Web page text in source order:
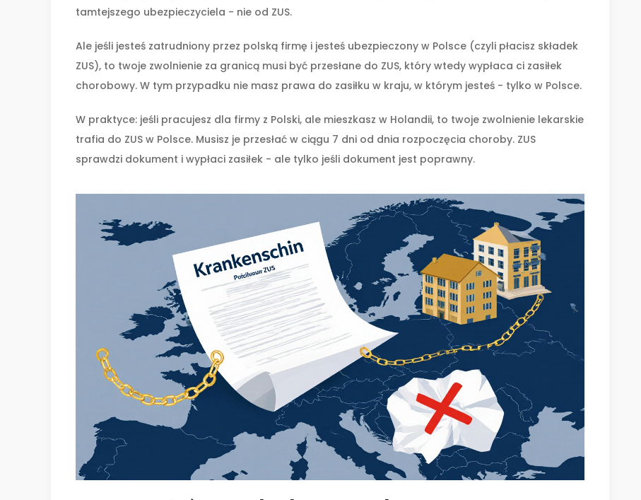
tamtejszego ubezpieczyciela - nie od ZUS.
Ale jeśli jesteś zatrudniony przez polską firmę i jesteś ubezpieczony w Polsce (czyli płacisz składek
ZUS), to twoje zwolnienie za granicą musi być przesłane do ZUS, który wtedy wypłaca ci zasiłek
chorobowy. W tym przypadku nie masz prawa do zasiłku w kraju, w którym jesteś - tylko w Polsce.
W praktyce: jeśli pracujesz dla firmy z Polski, ale mieszkasz w Holandii, to twoje zwolnienie lekarskie
trafia do ZUS w Polsce. Musisz je przesłać w ciągu 7 dni od dnia rozpoczęcia choroby. ZUS
sprawdzi dokument i wypłaci zasiłek - ale tylko jeśli dokument jest poprawny.